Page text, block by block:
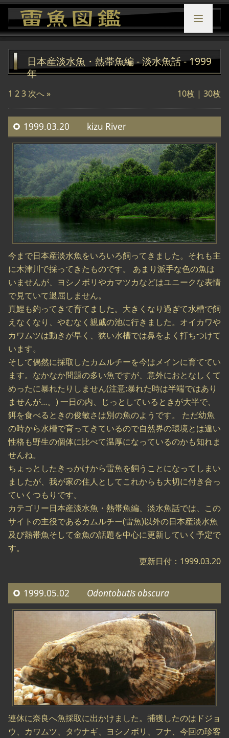
日本産淡水魚・熱帯魚編 - 淡水魚話 - 1999
年
1 23 次へ » 10枚 | 30枚
1999.03.20 kizu River
今まで日本産淡水魚をいろいろ飼ってきました。それも主
に木津川で採ってきたものです。 あまり派手な色の魚は
いませんが、ヨシノボリやカマツカなどはユニークな表情
で見ていて退屈しません。
真鯉も釣ってきて育てました。大きくなり過ぎて水槽で飼
えなくなり、やむなく親戚の池に行きました。オイカワや
カワムツは動きが早く、狭い水槽では鼻をよく打ちつけて
います。
そして偶然に採取したカムルチーを今はメインに育ててい
ます。なかなか問題の多い魚ですが、意外におとなしくて
めったに暴れたりしません(注意:暴れた時は半端ではあり
ませんが…。) 一日の内、じっとしているときが大半で、
餌を食べるときの俊敏さは別の魚のようです。 ただ幼魚
の時から水槽で育ってきているので自然界の環境とは違い
性格も野生の個体に比べて温厚になっているのかも知れま
せんね。
ちょっとしたきっかけから雷魚を飼うことになってしまい
ましたが、我が家の住人としてこれからも大切に付き合っ
ていくつもりです。
カテゴリー日本産淡水魚・熱帯魚編、淡水魚話では、この
サイトの主役であるカムルチー(雷魚)以外の日本産淡水魚
及び熱帯魚そして金魚の話題を中心に更新していく予定で
す。
更新日付：1999.03.20
1999.05.02 Odontobutis obscura
連休に奈良へ魚採取に出かけました。捕獲したのはドジョ
ウ、カワムツ、タウナギ、ヨシノボリ、フナ、今回の珍客